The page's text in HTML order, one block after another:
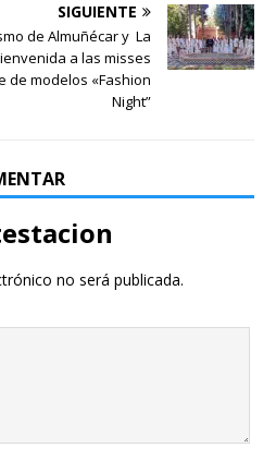
SIGUIENTE
de Almuñécar y La
a las misses
modelos «Fashion
Night”
no será publicada.